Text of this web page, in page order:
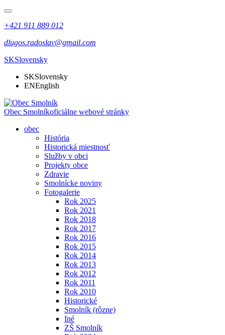
+421 911 889 012
dlugos.radoslav@gmail.com
SKSlovensky
SKSlovensky
ENEnglish
Obec Smolníkoficiálne webové stránky
obec
História
Historická miestnosť
Služby v obci
Projekty obce
Zdravie
Smolnícke noviny
Fotogalerie
Rok 2025
Rok 2021
Rok 2018
Rok 2017
Rok 2016
Rok 2015
Rok 2014
Rok 2013
Rok 2012
Rok 2011
Rok 2010
Historické
Smolník (rôzne)
Iné
ZŠ Smolník